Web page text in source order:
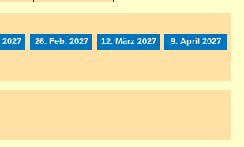
2027 26. Feb. 2027 12. März 2027
9. April 2027